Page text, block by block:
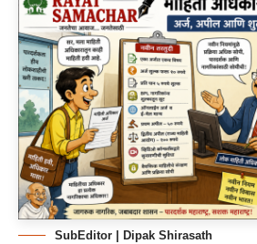
SubEditor | Dipak Shirasath